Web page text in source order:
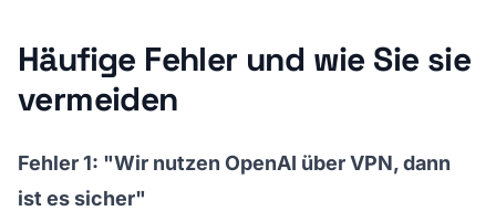
Häufige Fehler und wie Sie sie
vermeiden
Fehler 1: "Wir nutzen OpenAI über VPN, dann
ist es sicher"